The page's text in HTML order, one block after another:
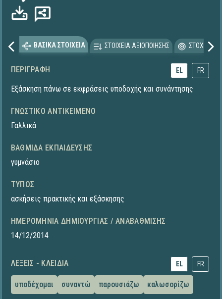
ΒΑΣΙΚΑ ΣΤΟΙΧΕΙΑ ΣΤΟΙΧΕΙΑ ΑΞΙΟΠΟΙΗΣΗΣ
ΠΕΡΙΓΡΑΦΉ EL FR
Εξάσκηση πάνω σε εκφράσεις υποδοχής και συνάντησης
ΓΝΩΣΤΙΚΌ ΑΝΤΙΚΕΊΜΕΝΟ
Γαλλικά
ΒΑΘΜΊΔΑ ΕΚΠΑΊΔΕΥΣΗΣ
γυμνάσιο
ΤΎΠΟΣ
ασκήσεις πρακτικής και εξάσκησης
ΗΜΕΡΟΜΗΝΊΑ ΔΗΜΙΟΥΡΓΊΑΣ / ΑΝΑΒΆΘΜΙΣΗΣ
14/12/2014
ΛΈΞΕΙΣ - ΚΛΕΙΔΙΆ EL FR
υποδέχομαι συναντώ παρουσιάζω καλωσορίζω